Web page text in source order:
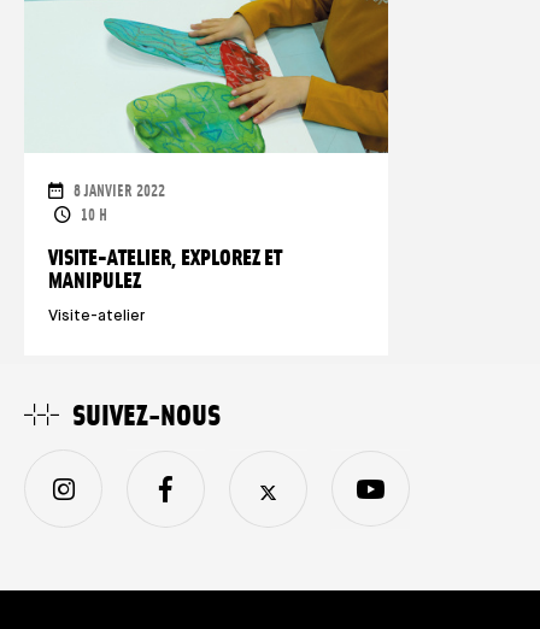
VISITE-ATELIER, EXPLOREZ ET
MANIPULEZ
Visite-atelier
DATES
8 JANVIER 2022
HORAIRES
10 H
SUIVEZ-NOUS